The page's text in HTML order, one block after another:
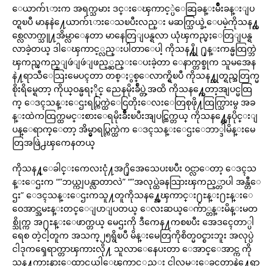
ေယာက်ၤားက အရက္သမား ဒင္းေၾကာင့္ပဲေဆြခန္းမ်ိဳးခန္းျပ
တ္ရၿပီ မာနနဲ႔ေယာက်ၤားေသၿပီးလည္း မဆက္သြယ္ခဲ့ေပမဲ့ကိုသန႔္တ
စ္လေလာက္သူ႔အိမ္လာေနတာ မာနေတြျပန္ရလာ ယုံၾကည္မႈေတြျပန္ရ
လာခဲ့တယ္ ဒါေၾကာင့္လည္းပါတာေပါ့ ကိုသန႔္ကို ႐ုန္းကန္မထြက္ဘဲ
ၾကည္ၾကည္ျဖဴျဖဴျဖည့္ဆည္းေပးခဲ့တာ ေနာက္တစ္ခုက သူမအေန
နဲ႔ရာသီေသြးမေပၚတာ တစ္ႏွစ္ေလာက္ရွိၿပီ ကိုသန႔္သုတ္ရည္အတြက္မ
စိုးရိမ္ရေတာ့ ကိုယ္ဝန္မရႏိုင္ ညေနမိုးခ်ဳပ္တဲ့အထိ ကိုသန႔္ကေတာ့အျပင္မထြ
က္ ေဒၚသန္းေဌးရပ္ကြက္ထဲေငြတိုးေလးေတြစုဖို႔ထြက္သြားမွ အခ
န္းထဲကထြက္ထမင္းစားေရမိုးခ်ိဳးၿပီးအျပင္ထြက္တယ္ ကိုသန႔္ညေနပိုင္းျ
ပန္ေရာက္ေတာ့ အိမ္မွာရပ္ကြက္ထဲက ေဒၚသန္းေဌးေဘာ္ဒါမိန္းမေ
တြအဖြဲ႕ၾကေနတယ္
ကိုသန႔္ေခါင္းကေလးငုံ႔အ႐ိုအေသေပးၿပီး ဝင္လာေတာ့ ေဒၚသ
န္းေဌးက “”ဘယ္ကျပန္လာတာလဲ” “”အလုပ္ထဲခနသြားၾကည့္တာပါ အန္တီေ
ဌး” ေဒၚသန္းေဌးကသူ႔တူကိုသန႔္အေၾကာင္း႐ႊန္း႐ႊန္းေ
ဝေအာင္အမႊန္းတင္ေျပာျပတယ္ ေလးဆယ္ေက်ာ္တန္းမိန္းမတ
စ္သိုက္က အ႐ႊန္းေဖာက္တယ္ မေဌးကို ဒီကေန႔ကစၿပီး အေဒၚေတာ္ပါ
ရေစ တဲ့ငါ့တူက အသက္၂၅ရွိၿပီ မိန္းမေတြကိုစိတ္မဝင္စားဘူး အလုပ္ပဲ
ငါဒုကၡေရာက္တာၾကားလို႔ သူလာေနေပးတာ ေအာင္ေအာင္က ကို
သန႔္စကားနားေထာင္တယ္ဒါ့ေၾကာင့္လည္း ငါလွမ္းေခၚတာနဲ႔ေရာ